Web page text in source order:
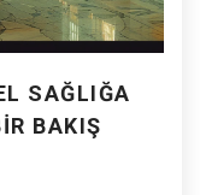
SAĞLIĞA
BAKIŞ